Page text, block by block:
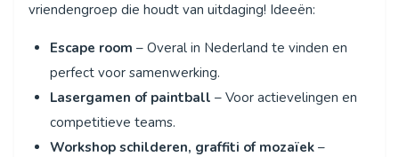
vriendengroep die houdt van uitdaging! Ideeën:
Escape room – Overal in Nederland te vinden en
perfect voor samenwerking.
Lasergamen of paintball – Voor actievelingen en
competitieve teams.
Workshop schilderen, graffiti of mozaïek –